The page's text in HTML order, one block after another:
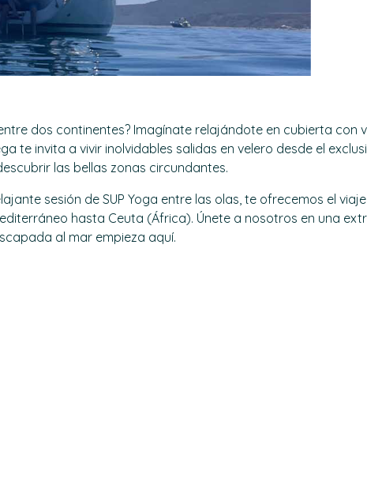
dos continentes? Imagínate relajándote en cubierta con
te invita a vivir inolvidables salidas en velero desde el
las bellas zonas circundantes.
sesión de SUP Yoga entre las olas, te ofrecemos el
hasta Ceuta (África). Únete a nosotros en una
al mar empieza aquí.